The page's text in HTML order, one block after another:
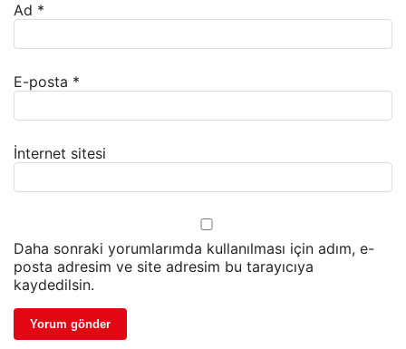
Ad *
E-posta *
İnternet sitesi
Daha sonraki yorumlarımda kullanılması için adım, e-
posta adresim ve site adresim bu tarayıcıya
kaydedilsin.